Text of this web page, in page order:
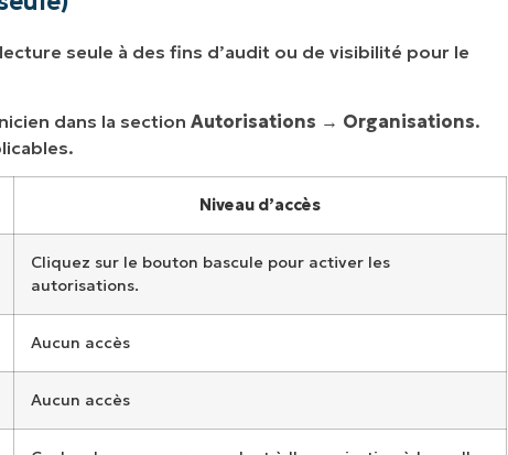
seule à des fins d’audit ou de visibilité pour le
dans la section Autorisations → Organisations.
Niveau d’accès
Cliquez sur le bouton bascule pour activer les
autorisations.
Aucun accès
Aucun accès